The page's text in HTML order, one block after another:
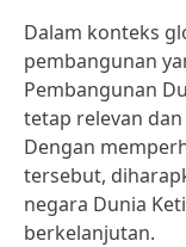
Dalam konteks
pembangunan
Pembangunan
tetap relevan
Dengan
tersebut,
negara Dunia
berkelanjutan.